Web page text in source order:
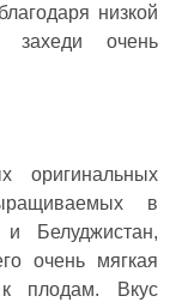
низкой
захеди очень
оригинальных
в
Белуджистан,
очень мягкая
плодам. Вкус